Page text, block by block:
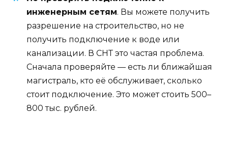
инженерным сетям. Вы можете получить
разрешение на строительство, но не
получить подключение к воде или
канализации. В СНТ это частая проблема.
Сначала проверяйте — есть ли ближайшая
магистраль, кто её обслуживает, сколько
стоит подключение. Это может стоить 500–
800 тыс. рублей.